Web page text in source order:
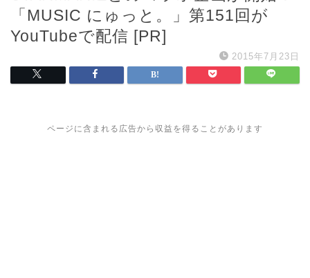
「MUSIC にゅっと。」第151回が
YouTubeで配信 [PR]
2015年7月23日
ページに含まれる広告から収益を得ることがあります